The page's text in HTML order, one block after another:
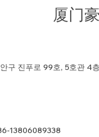
厦门
구 진푸로 99호, 5호관 4
13806089338